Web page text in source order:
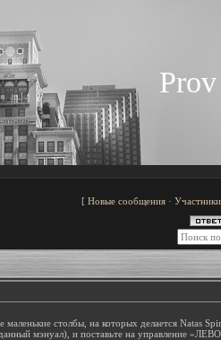
[ Новые сообщения · Участники
столбы, на которых делается Natas
мэнуал), и поставьте на управление